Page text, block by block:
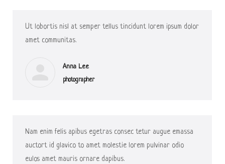
Ut lobortis nisl at semper tellus tincidunt lorem ipsum dolor
amet communitas.
Anna Lee
photographer
Nam enim felis apibus egetras consec tetur augue emassa
auctort id glavico to amet molestie lorem pulvinar odio
eulos amet mauris ornare dapibus.